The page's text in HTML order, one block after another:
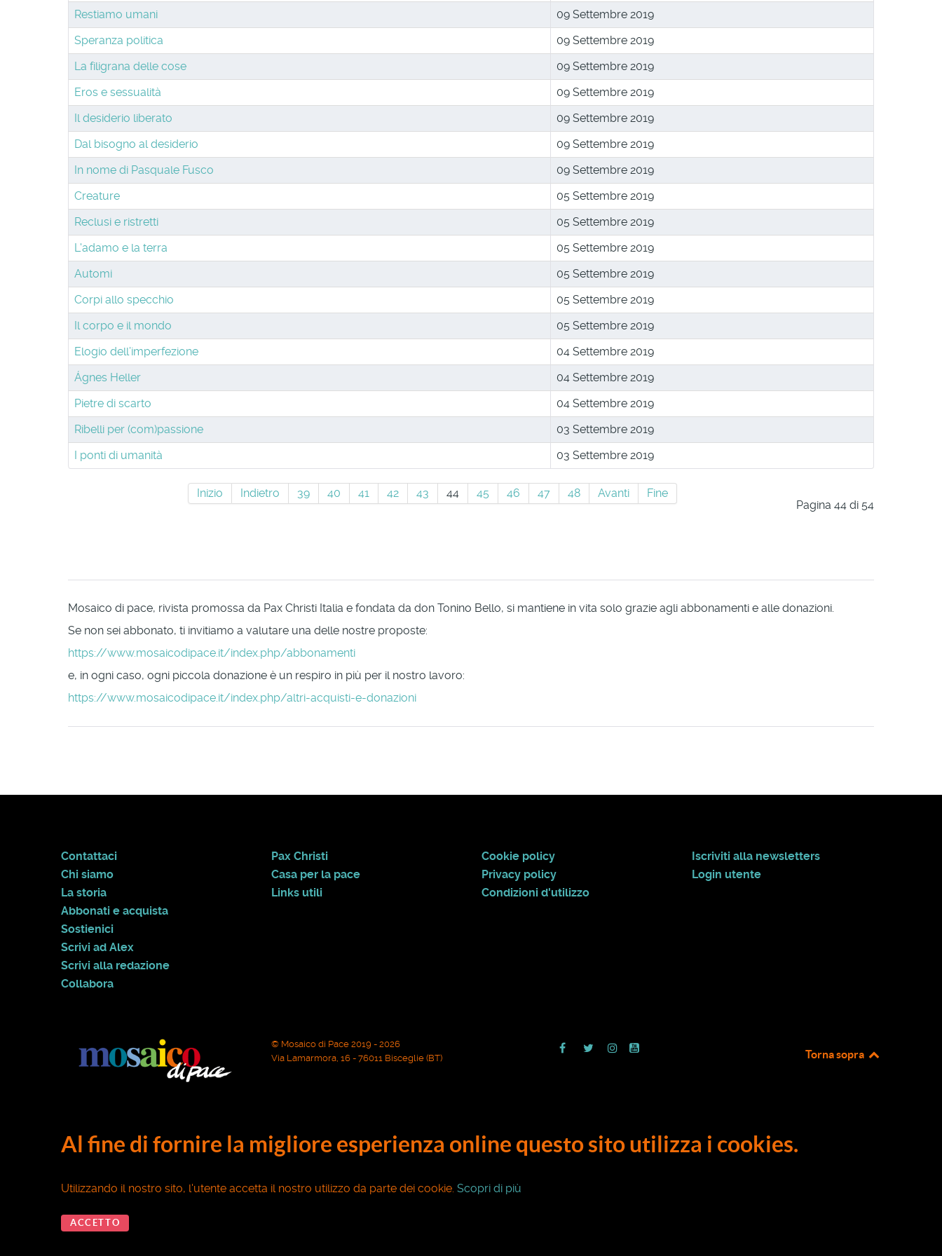
Restiamo umani
09 Settembre 2019
Speranza politica
09 Settembre 2019
La filigrana delle cose
09 Settembre 2019
Eros e sessualità
09 Settembre 2019
Il desiderio liberato
09 Settembre 2019
Dal bisogno al desiderio
09 Settembre 2019
In nome di Pasquale Fusco
09 Settembre 2019
Creature
05 Settembre 2019
Reclusi e ristretti
05 Settembre 2019
L'adamo e la terra
05 Settembre 2019
Automi
05 Settembre 2019
Corpi allo specchio
05 Settembre 2019
Il corpo e il mondo
05 Settembre 2019
Elogio dell’imperfezione
04 Settembre 2019
Ágnes Heller
04 Settembre 2019
Pietre di scarto
04 Settembre 2019
Ribelli per (com)passione
03 Settembre 2019
I ponti di umanità
03 Settembre 2019
Pagina 44 di 54
Inizio Indietro 39 40 41 42 43 44 45 46 47 48 Avanti Fine
Mosaico di pace, rivista promossa da Pax Christi Italia e fondata da don Tonino Bello, si mantiene in vita solo grazie agli abbonamenti e alle donazioni.
Se non sei abbonato, ti invitiamo a valutare una delle nostre proposte:
https://www.mosaicodipace.it/index.php/abbonamenti
e, in ogni caso, ogni piccola donazione è un respiro in più per il nostro lavoro:
https://www.mosaicodipace.it/index.php/altri-acquisti-e-donazioni
Contattaci
Chi siamo
La storia
Abbonati e acquista
Sostienici
Scrivi ad Alex
Scrivi alla redazione
Collabora
Pax Christi
Casa per la pace
Links utili
Cookie policy
Privacy policy
Condizioni d'utilizzo
Iscriviti alla newsletters
Login utente
© Mosaico di Pace 2019 - 2026
Via Lamarmora, 16 - 76011 Bisceglie (BT)
Torna sopra
Al fine di fornire la migliore esperienza online questo sito utilizza i cookies.
Utilizzando il nostro sito, l'utente accetta il nostro utilizzo da parte dei cookie. Scopri di più
ACCETTO